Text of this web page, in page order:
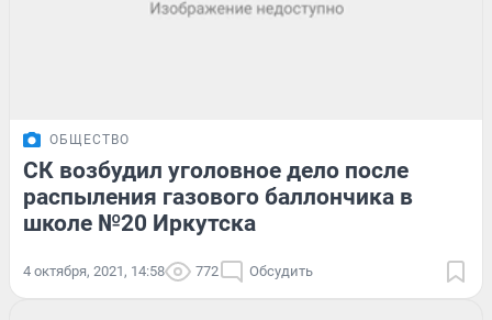
ОБЩЕСТВО
СК возбудил уголовное дело после
распыления газового баллончика в
школе №20 Иркутска
4 октября, 2021, 14:58 772 Обсудить